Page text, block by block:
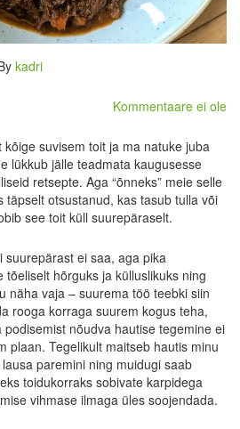
kadri
Kommentaare ei ole
suvisem toit ja ma natuke juba
lükkub jälle teadmata kaugusesse
retsepte. Aga “õnneks” meie selle
täpselt otsustanud, kas tasub tulla või
see toit küll suurepäraselt.
suurepärast ei saa, aga pika
hõrguks ja külluslikuks ning
näha vaja – suurema töö teebki siin
rooga korraga suurem kogus teha,
nõudva hautise tegemine ei
plaan. Tegelikult maitseb hautis minu
paremini ning muidugi saab
toidukorraks sobivate karpidega
vihmase ilmaga üles soojendada.